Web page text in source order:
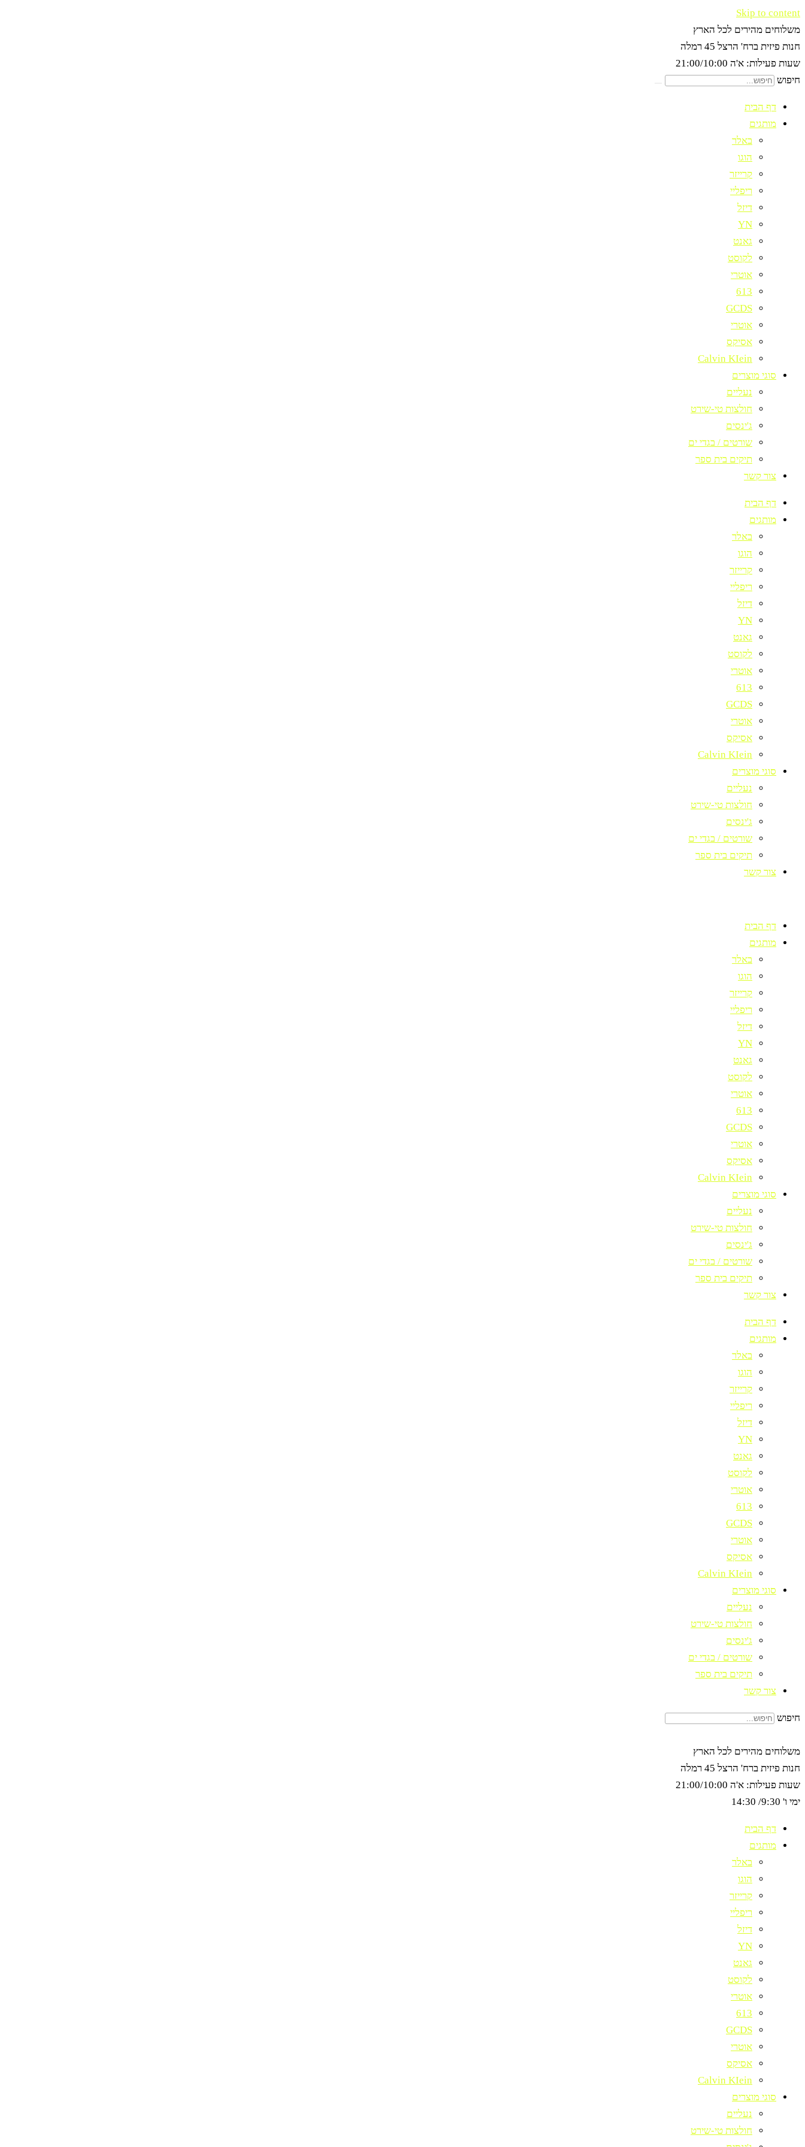
Skip to content
משלוחים מהירים לכל הארץ
חנות פיזית ברח' הרצל 45 רמלה
שעות פעילות: א'ה 21:00/10:00
חיפוש
דף הבית
מותגים
באלר
הוגו
קרייזר
ריפליי
דיזל
YN
גאנט
לקוסט
אוטרי
613
GCDS
אוטרי
אסיקס
Calvin KIein
סוגי מוצרים
נעליים
חולצות טי-שירט
ג'ינסים
שורטים / בגדי ים
תיקים בית ספר
צור קשר
דף הבית
מותגים
באלר
הוגו
קרייזר
ריפליי
דיזל
YN
גאנט
לקוסט
אוטרי
613
GCDS
אוטרי
אסיקס
Calvin KIein
סוגי מוצרים
נעליים
חולצות טי-שירט
ג'ינסים
שורטים / בגדי ים
תיקים בית ספר
צור קשר
דף הבית
מותגים
באלר
הוגו
קרייזר
ריפליי
דיזל
YN
גאנט
לקוסט
אוטרי
613
GCDS
אוטרי
אסיקס
Calvin KIein
סוגי מוצרים
נעליים
חולצות טי-שירט
ג'ינסים
שורטים / בגדי ים
תיקים בית ספר
צור קשר
דף הבית
מותגים
באלר
הוגו
קרייזר
ריפליי
דיזל
YN
גאנט
לקוסט
אוטרי
613
GCDS
אוטרי
אסיקס
Calvin KIein
סוגי מוצרים
נעליים
חולצות טי-שירט
ג'ינסים
שורטים / בגדי ים
תיקים בית ספר
צור קשר
חיפוש
משלוחים מהירים לכל הארץ
חנות פיזית ברח' הרצל 45 רמלה
שעות פעילות: א'ה 21:00/10:00
ימי ו' 9:30/ 14:30
דף הבית
מותגים
באלר
הוגו
קרייזר
ריפליי
דיזל
YN
גאנט
לקוסט
אוטרי
613
GCDS
אוטרי
אסיקס
Calvin KIein
סוגי מוצרים
נעליים
חולצות טי-שירט